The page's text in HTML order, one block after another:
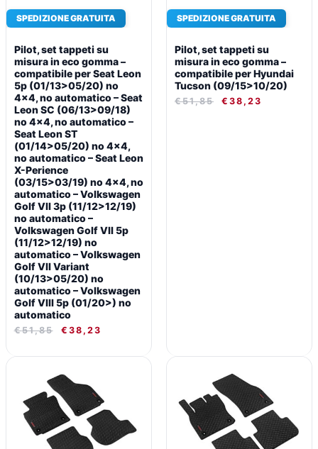
SPEDIZIONE GRATUITA
Pilot, set tappeti su
misura in eco gomma –
compatibile per Seat Leon
5p (01/13>05/20) no
4×4, no automatico – Seat
Leon SC (06/13>09/18)
no 4×4, no automatico –
Seat Leon ST
(01/14>05/20) no 4×4,
no automatico – Seat Leon
X-Perience
(03/15>03/19) no 4×4, no
automatico – Volkswagen
Golf VII 3p (11/12>12/19)
no automatico –
Volkswagen Golf VII 5p
(11/12>12/19) no
automatico – Volkswagen
Golf VII Variant
(10/13>05/20) no
automatico – Volkswagen
Golf VIII 5p (01/20>) no
automatico
€51,85 € 38,23
SPEDIZIONE GRATUITA
Pilot, set tappeti su
misura in eco gomma –
compatibile per Hyundai
Tucson (09/15>10/20)
€51,85 € 38,23
PREZZO
ORIGINALE
ERA:
€51,85.
È:
€38,23.
PREZZO
ORIGINALE
ERA:
€51,85.
È:
€38,23.